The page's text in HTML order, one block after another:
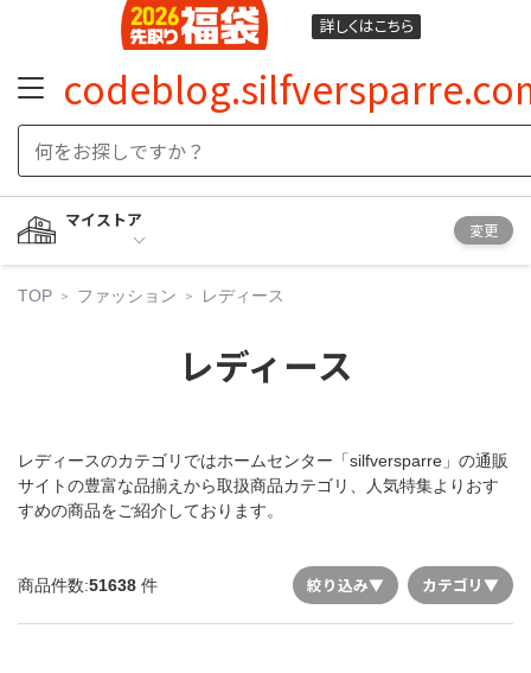
詳しくはこちら
マイストア
変更
TOP ファッション レディース
レディース
レディースのカテゴリではホームセンター「silfversparre」の通販
サイトの豊富な品揃えから取扱商品カテゴリ、人気特集よりおす
すめの商品をご紹介しております。
商品件数:51638 件 絞り込み▼ カテゴリ▼